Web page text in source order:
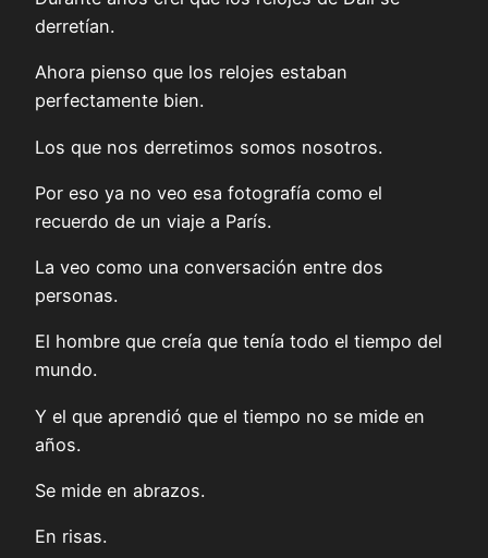
derretían.
Ahora pienso que los relojes estaban
perfectamente bien.
Los que nos derretimos somos nosotros.
Por eso ya no veo esa fotografía como el
recuerdo de un viaje a París.
La veo como una conversación entre dos
personas.
El hombre que creía que tenía todo el tiempo del
mundo.
Y el que aprendió que el tiempo no se mide en
años.
Se mide en abrazos.
En risas.